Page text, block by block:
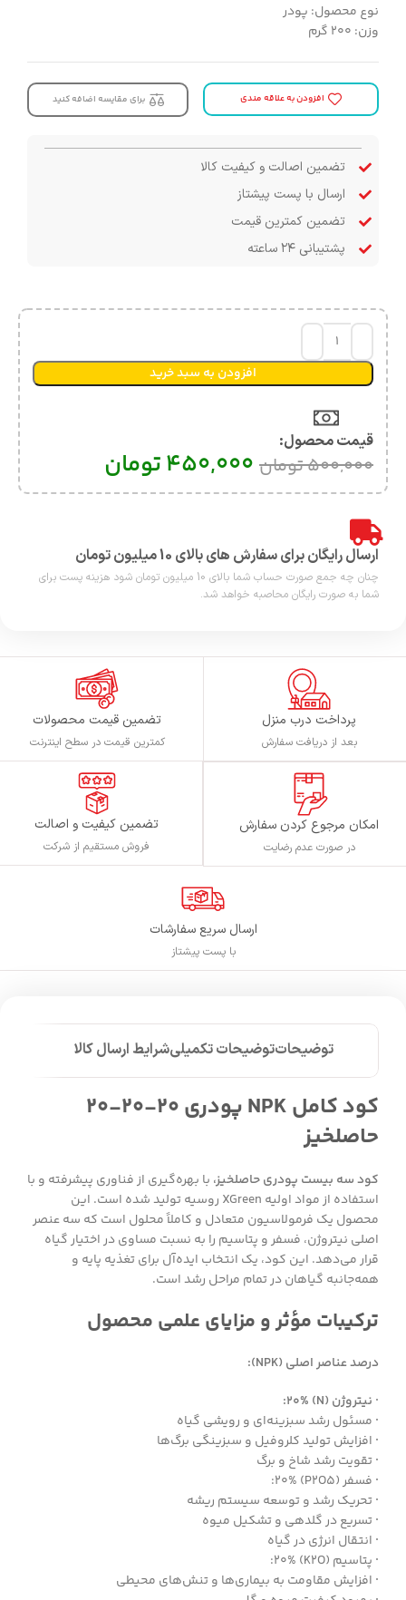
نوع محصول: پودر
وزن: ۲۰۰ گرم
افزودن به علاقه مندی برای مقایسه اضافه کنید
تضمین اصالت و کیفیت کالا
ارسال با پست پیشتاز
تضمین کمترین قیمت
پشتیبانی ۲۴ ساعته
افزودن به سبد خرید
قیمت محصول:​
500,000تومان 450,000تومان
ارسال رایگان برای سفارش های بالای 10 میلیون تومان
چنان چه جمع صورت حساب شما بالای 10 میلیون تومان شود هزینه پست برای
شما به صورت رایگان محاصبه خواهد شد.
پرداخت درب منزل
بعد از دریافت سفارش
تضمین قیمت محصولات
کمترین قیمت در سطح اینترنت
امکان مرجوع کردن سفارش
در صورت عدم رضایت
تضمین کیفیت و اصالت
فروش مستقیم از شرکت
ارسال سریع سفارشات
با پست پیشتاز
توضیحاتتوضیحات تکمیلیشرایط ارسال کالا
کود کامل NPK پودری 20-20-20
حاصلخیز
کود سه بیست پودری حاصلخیز، با بهره‌گیری از فناوری پیشرفته و با
استفاده از مواد اولیه XGreen روسیه تولید شده است. این
محصول یک فرمولاسیون متعادل و کاملاً محلول است که سه عنصر
اصلی نیتروژن، فسفر و پتاسیم را به نسبت مساوی در اختیار گیاه
قرار می‌دهد. این کود، یک انتخاب ایده‌آل برای تغذیه پایه و
همه‌جانبه گیاهان در تمام مراحل رشد است.
ترکیبات مؤثر و مزایای علمی محصول
درصد عناصر اصلی (NPK):
· نیتروژن (N) 20%:
· مسئول رشد سبزینه‌ای و رویشی گیاه
· افزایش تولید کلروفیل و سبزینگی برگ‌ها
·تقویت رشد شاخ و برگ
· فسفر (P2O5) 20%:
·تحریک رشد و توسعه سیستم ریشه
·تسریع در گلدهی و تشکیل میوه
· انتقال انرژی در گیاه
· پتاسیم (K2O) 20%:
· افزایش مقاومت به بیماری‌ها و تنش‌های محیطی